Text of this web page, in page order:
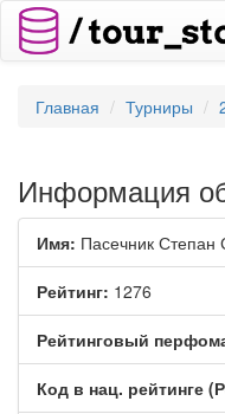
Главная Турниры
Информация
Имя: Пасечник Степан
Рейтинг: 1276
Рейтинговый
Код в нац. рейтинге